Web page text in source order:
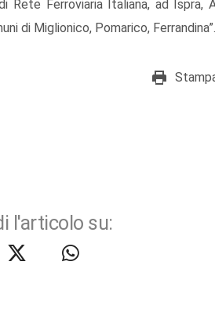
Ferroviaria Italiana, ad Ispra,
di Miglionico, Pomarico, Ferrandina”.
l'articolo su: